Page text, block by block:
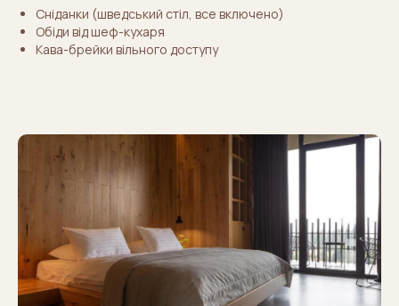
Сніданки (шведський стіл, все включено)
Обіди від шеф-кухаря
Кава-брейки вільного доступу